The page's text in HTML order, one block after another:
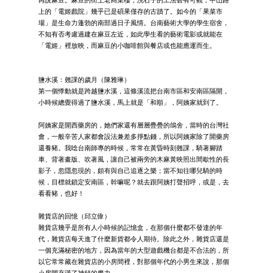
上的「電姬戲院」幾乎已是碩果僅存的古蹟了。如今的「果菜市
場」是生命力蓬勃的南部過日子風情。台南藝術大學的學生宿舍，
不知有否考慮過建在麻豆左近，如此學生看的藝術電影或就能在
「電姬」裡放映，而麻豆的小咖啡館與餐店或也能應運而生。
鹽水溪：翹課的歲月（陳雅琳）
第一個悸動就是跨越鹽水溪，這條溪流把台南市區和安南區隔開，
小時候總覺得過了鹽水溪，馬上就是「和順」，阿姨家就到了。
阿姨家是開西藥房的，她們家還有層層疊疊的鴿舍，當時的台灣社
會，一般辛苦人家都會設法兼差多掙點錢，所以阿姨家除了開藥房
還養豬。我唸台南師專的時候，常常在黃昏時刻翹課，騎著腳踏
車、背著畫版、吹著風，讓自己被兩旁的木麻黃映照出間歇性的長
影子，忽隱忽現的，頗有與自己追逐之樂；當不知往哪兒騎的時
候，目標就鎖定安南區，幹嘛呢？就去跟阿姨打聲招呼，或是，去
看看豬，也好！
雜貨店的回憶（邱立偉）
雜貨店幾乎是所有人小時候的記憶盒，在那個什麼都不發達的年
代，雜貨店每天進了什麼新貨都令人期待。除此之外，雜貨店還是
一個充滿秘密的地方，因為當年的大型遊戲機台都是不合法的，所
以它常常藏在雜貨店的小房間裡，對那個年代的小男生來說，那個